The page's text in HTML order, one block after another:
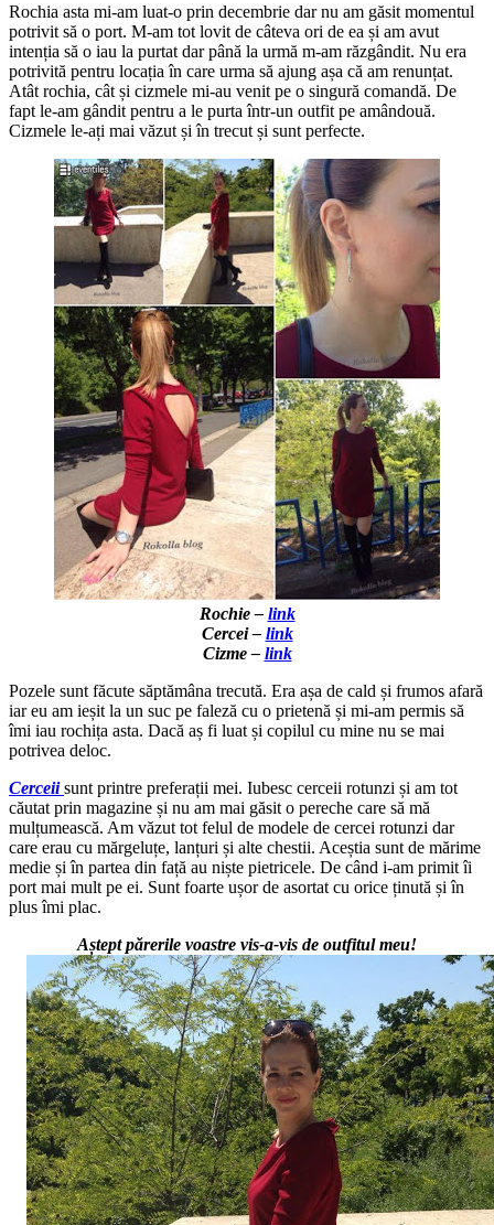
Rochia asta mi-am luat-o prin decembrie dar nu am găsit momentul
potrivit să o port. M-am tot lovit de câteva ori de ea și am avut
intenția să o iau la purtat dar până la urmă m-am răzgândit. Nu era
potrivită pentru locația în care urma să ajung așa că am renunțat.
Atât rochia, cât și cizmele mi-au venit pe o singură comandă. De
fapt le-am gândit pentru a le purta într-un outfit pe amândouă.
Cizmele le-ați mai văzut și în trecut și sunt perfecte.
Rochie – link
Cercei – link
Cizme – link
Pozele sunt făcute săptămâna trecută. Era așa de cald și frumos afară
iar eu am ieșit la un suc pe faleză cu o prietenă și mi-am permis să
îmi iau rochița asta. Dacă aș fi luat și copilul cu mine nu se mai
potrivea deloc.
Cerceiisunt printre preferații mei. Iubesc cerceii rotunzi și am tot
căutat prin magazine și nu am mai găsit o pereche care să mă
mulțumească. Am văzut tot felul de modele de cercei rotunzi dar
care erau cu mărgeluțe, lanțuri și alte chestii. Aceștia sunt de mărime
medie și în partea din față au niște pietricele. De când i-am primit îi
port mai mult pe ei. Sunt foarte ușor de asortat cu orice ținută și în
plus îmi plac.
Aștept părerile voastre vis-a-vis de outfitul meu!